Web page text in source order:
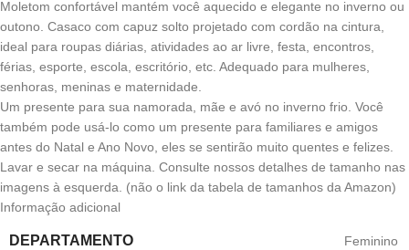
Moletom confortável mantém você aquecido e elegante no inverno ou
outono. Casaco com capuz solto projetado com cordão na cintura,
ideal para roupas diárias, atividades ao ar livre, festa, encontros,
férias, esporte, escola, escritório, etc. Adequado para mulheres,
senhoras, meninas e maternidade.
Um presente para sua namorada, mãe e avó no inverno frio. Você
também pode usá-lo como um presente para familiares e amigos
antes do Natal e Ano Novo, eles se sentirão muito quentes e felizes.
Lavar e secar na máquina. Consulte nossos detalhes de tamanho nas
imagens à esquerda. (não o link da tabela de tamanhos da Amazon)
Informação adicional
DEPARTAMENTO ‎Feminino